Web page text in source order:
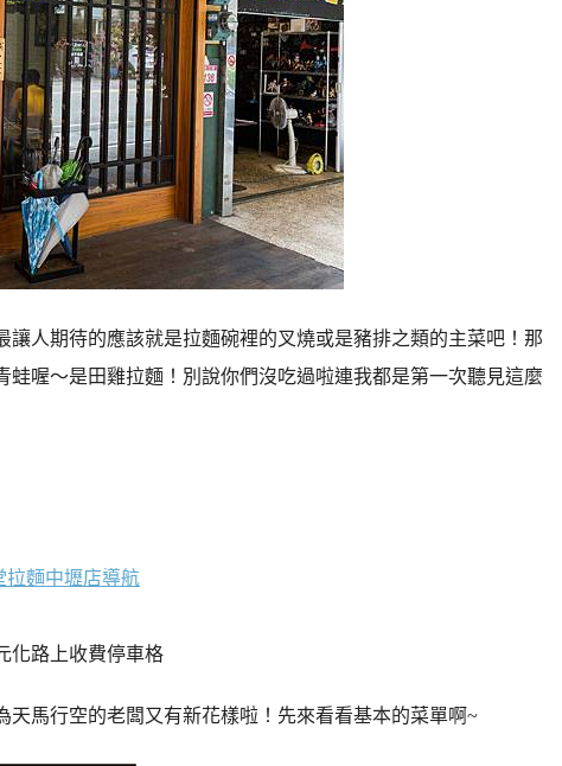
人期待的應該就是拉麵碗裡的叉燒或是豬排之類的主菜吧！那
蛙喔～是田雞拉麵！別說你們沒吃過啦連我都是第一次聽見這麼
拉麵中壢店導航
化路上收費停車格
馬行空的老闆又有新花樣啦！先來看看基本的菜單啊~